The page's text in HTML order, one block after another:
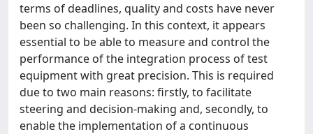
terms of deadlines, quality and costs have never
been so challenging. In this context, it appears
essential to be able to measure and control the
performance of the integration process of test
equipment with great precision. This is required
due to two main reasons: firstly, to facilitate
steering and decision-making and, secondly, to
enable the implementation of a continuous